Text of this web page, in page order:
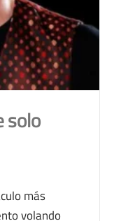
solo
más
volando